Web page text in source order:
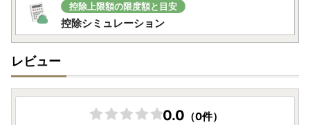
控除上限額の限度額と目安
控除シミュレーション
レビュー
0.0 （0件）